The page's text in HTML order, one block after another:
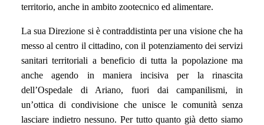
territorio, anche in ambito zootecnico ed alimentare.
La sua Direzione si è contraddistinta per una visione che ha
messo al centro il cittadino, con il potenziamento dei servizi
sanitari territoriali a beneficio di tutta la popolazione ma
anche agendo in maniera incisiva per la rinascita
dell’Ospedale di Ariano, fuori dai campanilismi, in
un’ottica di condivisione che unisce le comunità senza
lasciare indietro nessuno. Per tutto quanto già detto siamo